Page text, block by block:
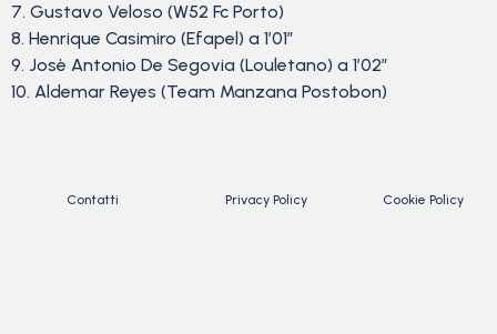
7. Gustavo Veloso (W52 Fc Porto)
8. Henrique Casimiro (Efapel) a 1’01”
9. Josè Antonio De Segovia (Louletano) a 1’02”
10. Aldemar Reyes (Team Manzana Postobon)
Contatti Privacy Policy Cookie Policy